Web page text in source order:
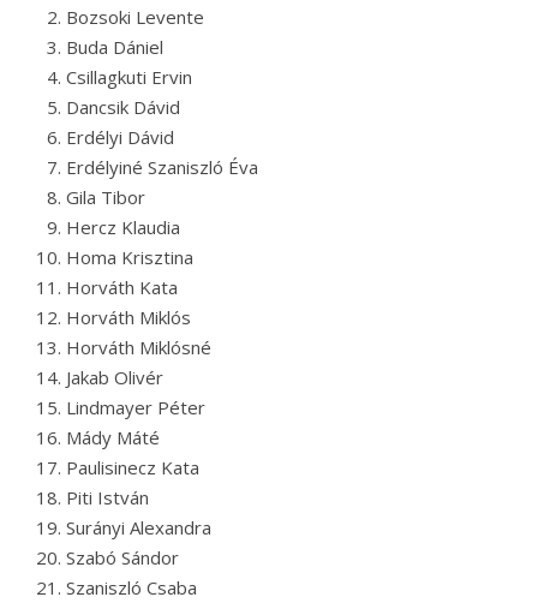
Bozsoki Levente
Buda Dániel
Csillagkuti Ervin
Dancsik Dávid
Erdélyi Dávid
Erdélyiné Szaniszló Éva
Gila Tibor
Hercz Klaudia
Homa Krisztina
Horváth Kata
Horváth Miklós
Horváth Miklósné
Jakab Olivér
Lindmayer Péter
Mády Máté
Paulisinecz Kata
Piti István
Surányi Alexandra
Szabó Sándor
Szaniszló Csaba